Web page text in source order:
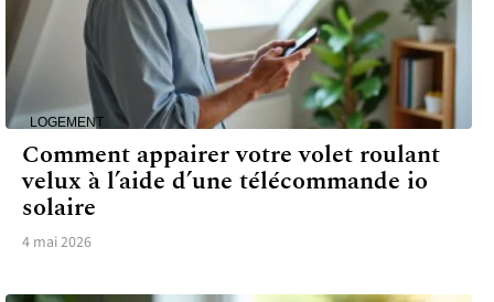
LOGEMENT
Comment appairer votre volet roulant
velux à l’aide d’une télécommande io
solaire
4 mai 2026